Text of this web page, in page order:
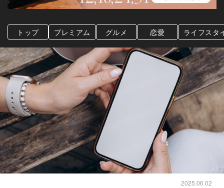
トップ プレミアム グルメ 恋愛 ライフスタ
2025.06.02